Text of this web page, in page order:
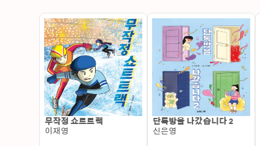
무작정 쇼트트랙
이재영
단톡방을 나갔습니다 2
신은영